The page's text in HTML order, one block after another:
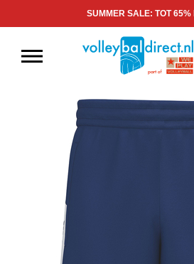
SUMMER SALE: TOT 65%